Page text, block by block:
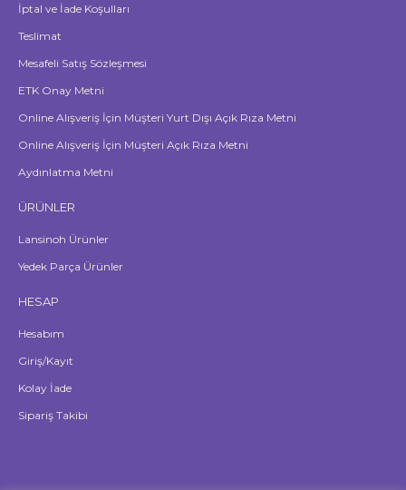
İptal ve İade Koşulları
Teslimat
Mesafeli Satış Sözleşmesi
ETK Onay Metni
Online Alışveriş İçin Müşteri Yurt Dışı Açık Rıza Metni
Online Alışveriş İçin Müşteri Açık Rıza Metni
Aydınlatma Metni
ÜRÜNLER
Lansinoh Ürünler
Yedek Parça Ürünler
HESAP
Hesabım
Giriş/Kayıt
Kolay İade
Sipariş Takibi